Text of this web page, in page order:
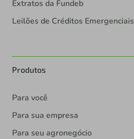
Extratos da Fundeb
Leilões de Créditos Emergenciais
Produtos
Para você
Para sua empresa
Para seu agronegócio